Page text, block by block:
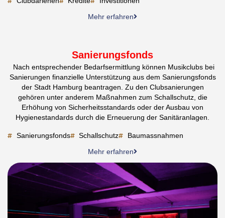
Mehr erfahren
Sanierungsfonds
Nach entsprechender Bedarfsermittlung können Musikclubs bei
Sanierungen finanzielle Unterstützung aus dem Sanierungsfonds
der Stadt Hamburg beantragen. Zu den Clubsanierungen
gehören unter anderem Maßnahmen zum Schallschutz, die
Erhöhung von Sicherheitsstandards oder der Ausbau von
Hygienestandards durch die Erneuerung der Sanitäranlagen.
Sanierungsfonds Schallschutz
Baumassnahmen
Mehr erfahren